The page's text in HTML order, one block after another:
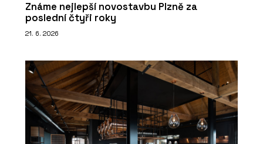
Známe nejlepší novostavbu Plzně za
poslední čtyři roky
21. 6. 2026